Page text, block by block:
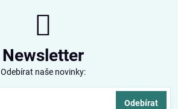
Newsletter
Odebírat naše novinky:
Odebírat